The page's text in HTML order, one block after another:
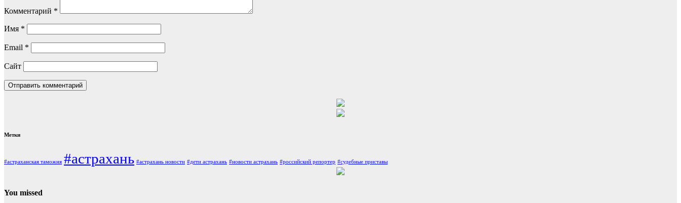
Комментарий *
Имя *
Email *
Сайт
Метки
#астраханская таможня #астрахань #астрахань новости #дети астрахань #новости астрахань #российский репортер #судебные приставы
You missed